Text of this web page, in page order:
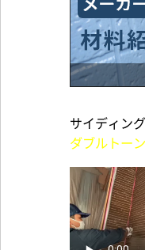
サイディン
ダブルトー